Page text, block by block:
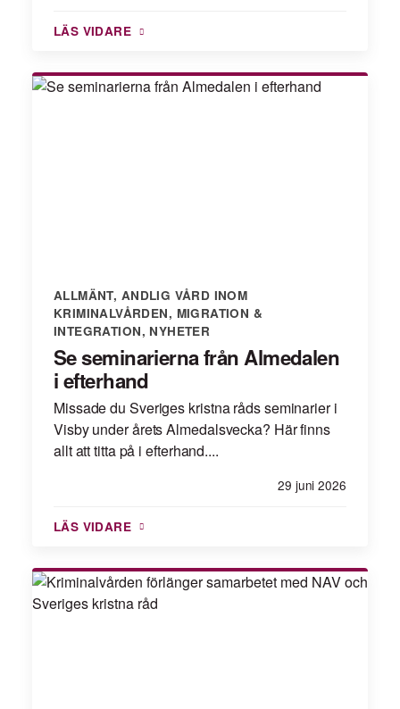
LÄS VIDARE
ALLMÄNT, ANDLIG VÅRD INOM
KRIMINALVÅRDEN, MIGRATION &
INTEGRATION, NYHETER
Se seminarierna från Almedalen
i efterhand
29 juni 2026
Missade du Sveriges kristna råds seminarier i
Visby under årets Almedalsvecka? Här finns
allt att titta på i efterhand....
LÄS VIDARE